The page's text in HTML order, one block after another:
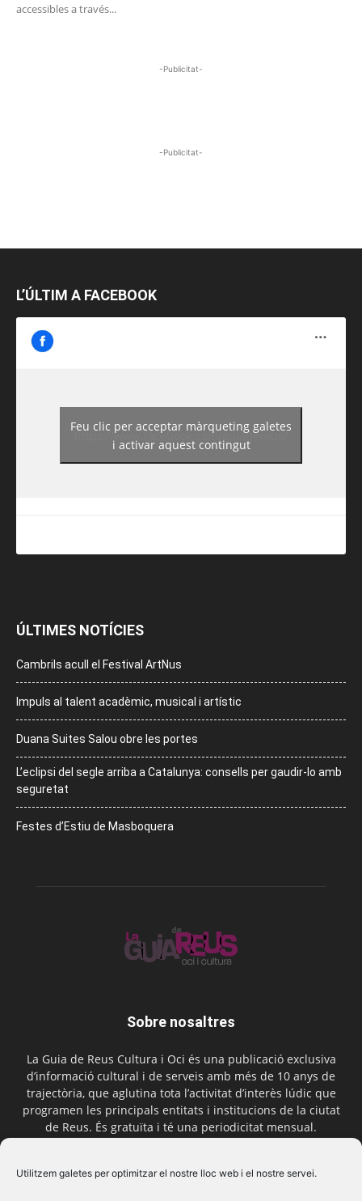
Utilitzem galetes per optimitzar el nostre lloc web i el nostre servei.
accessibles a través...
-Publicitat-
-Publicitat-
L’ÚLTIM A FACEBOOK
https://www.facebook.com/guiadereus/
Feu clic per acceptar màrqueting galetes
i activar aquest contingut
ÚLTIMES NOTÍCIES
Cambrils acull el Festival ArtNus
Impuls al talent acadèmic, musical i artístic
Duana Suites Salou obre les portes
L’eclipsi del segle arriba a Catalunya: consells per gaudir-lo amb
seguretat
Festes d’Estiu de Masboquera
Sobre nosaltres
La Guia de Reus Cultura i Oci és una publicació exclusiva
d’informació cultural i de serveis amb més de 10 anys de
trajectòria, que aglutina tota l’activitat d’interès lúdic que
programen les principals entitats i institucions de la ciutat
de Reus. És gratuïta i té una periodicitat mensual.